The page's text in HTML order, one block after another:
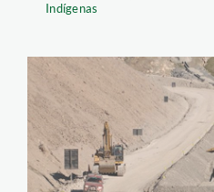
Indígenas
minería_1